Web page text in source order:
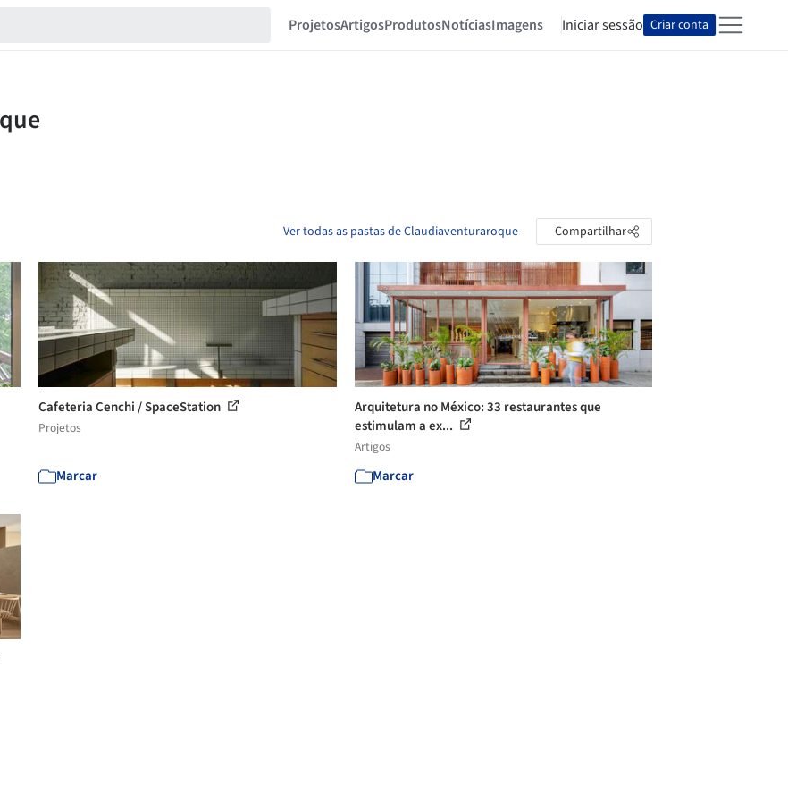
ProjetosArtigosProdutosNotíciasImagens Iniciar sessão Criar conta
Ver todas as pastas de Claudiaventuraroque Compartilhar
Cafeteria Cenchi / SpaceStation
Projetos
Marcar
Arquitetura no México: 33 restaurantes que
estimulam a ex...
Artigos
Marcar